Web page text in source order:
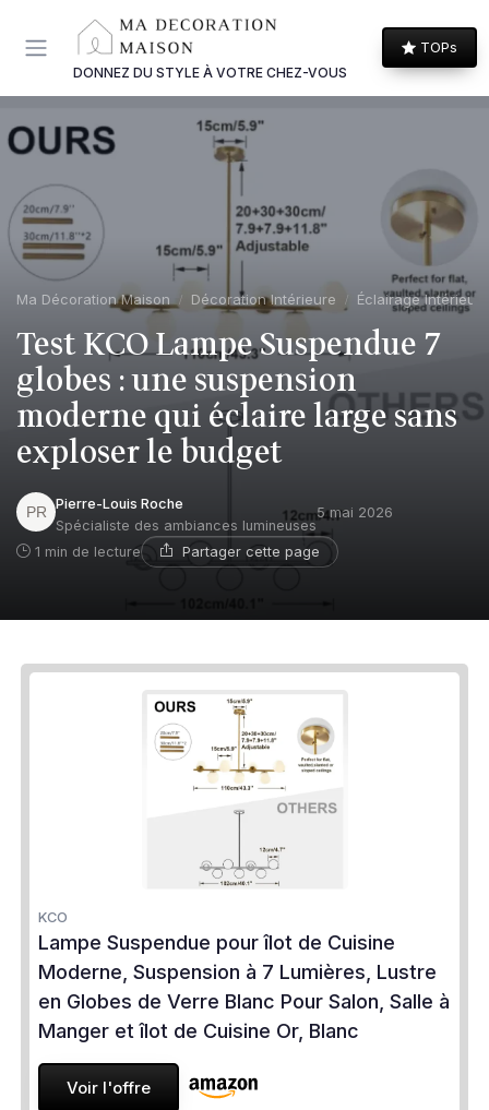
DONNEZ DU STYLE À VOTRE CHEZ-VOUS
TOPs
Ma Décoration Maison Décoration Intérieure Éclairage Intérieur
Test KCO Lampe Suspendue 7
globes : une suspension
moderne qui éclaire large sans
exploser le budget
Pierre-Louis Roche
Spécialiste des ambiances lumineuses
5 mai 2026
1 min de lecture Partager cette page
KCO
Lampe Suspendue pour îlot de Cuisine
Moderne, Suspension à 7 Lumières, Lustre
en Globes de Verre Blanc Pour Salon, Salle à
Manger et îlot de Cuisine Or, Blanc
Voir l'offre
Panneau de gestion des cookies